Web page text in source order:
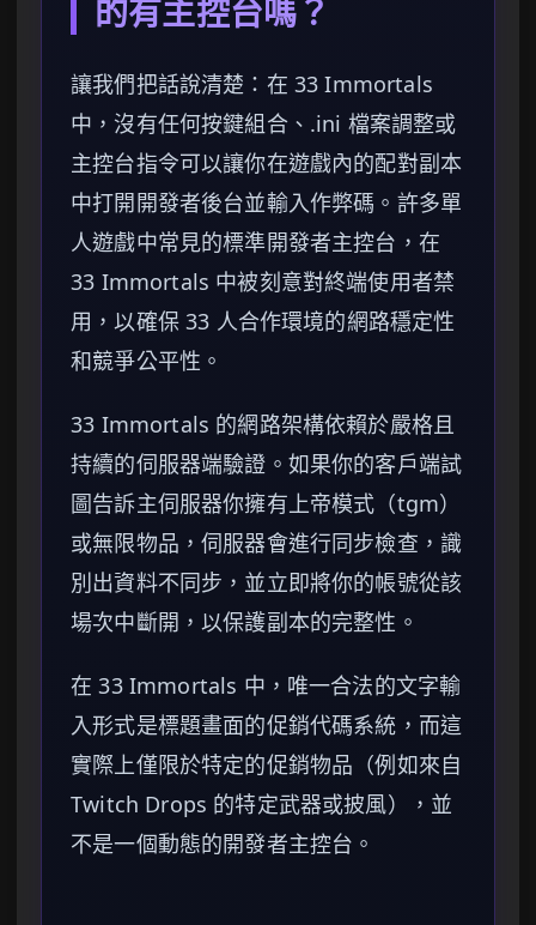
的有主控台嗎？
讓我們把話說清楚：在 33 Immortals
中，沒有任何按鍵組合、.ini 檔案調整或
主控台指令可以讓你在遊戲內的配對副本
中打開開發者後台並輸入作弊碼。許多單
人遊戲中常見的標準開發者主控台，在
33 Immortals 中被刻意對終端使用者禁
用，以確保 33 人合作環境的網路穩定性
和競爭公平性。
33 Immortals 的網路架構依賴於嚴格且
持續的伺服器端驗證。如果你的客戶端試
圖告訴主伺服器你擁有上帝模式（tgm）
或無限物品，伺服器會進行同步檢查，識
別出資料不同步，並立即將你的帳號從該
場次中斷開，以保護副本的完整性。
在 33 Immortals 中，唯一合法的文字輸
入形式是標題畫面的促銷代碼系統，而這
實際上僅限於特定的促銷物品（例如來自
Twitch Drops 的特定武器或披風），並
不是一個動態的開發者主控台。